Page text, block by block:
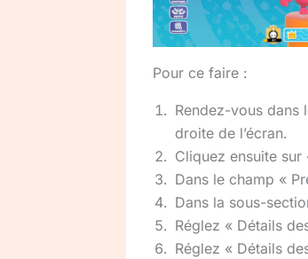
Pour ce faire :
Rendez-vous dans
droite de l’écran.
Cliquez ensuite sur
Dans le champ «
Dans la sous-
Réglez « Détails
Réglez « Détails